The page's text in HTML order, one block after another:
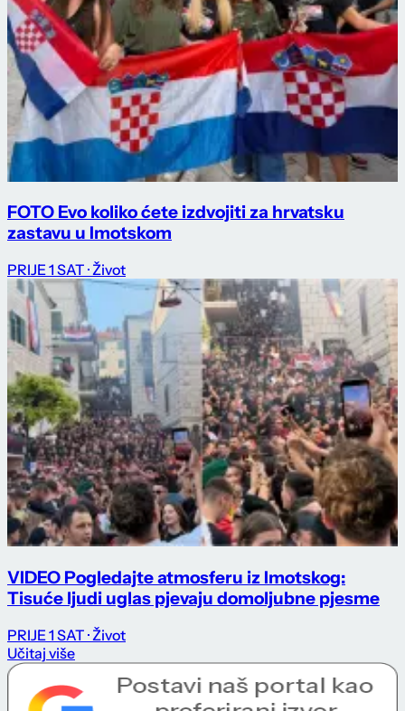
FOTO Evo koliko ćete izdvojiti za hrvatsku
zastavu u Imotskom
PRIJE 1 SAT · Život
VIDEO Pogledajte atmosferu iz Imotskog:
Tisuće ljudi uglas pjevaju domoljubne pjesme
PRIJE 1 SAT · Život
Učitaj više